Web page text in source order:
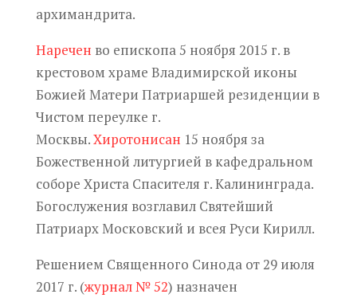
архимандрита.
Наречен во епископа 5 ноября 2015 г. в
крестовом храме Владимирской иконы
Божией Матери Патриаршей резиденции в
Чистом переулке г.
Москвы.Хиротонисан 15 ноября за
Божественной литургией в кафедральном
соборе Христа Спасителя г. Калининграда.
Богослужения возглавил Святейший
Патриарх Московский и всея Руси Кирилл.
Решением Священного Синода от 29 июля
2017 г. (журнал № 52) назначен